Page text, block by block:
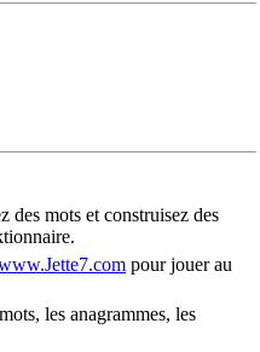
des mots et construisez des
pour jouer au
les anagrammes, les